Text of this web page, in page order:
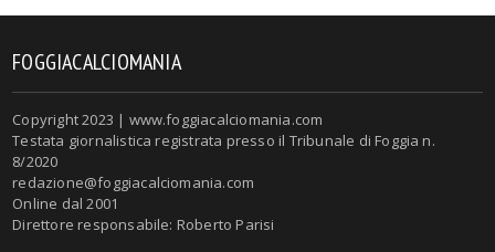
FOGGIACALCIOMANIA
Copyright 2023 | www.foggiacalciomania.com
Testata giornalistica registrata presso il Tribunale di Foggia n.
8/2020
redazione@foggiacalciomania.com
Online dal 2001
Direttore responsabile: Roberto Parisi